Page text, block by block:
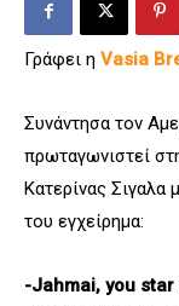
Γράφει η Vasia
Συνάντησα τον
πρωταγωνιστεί
Κατερίνας Σιγαλα
του εγχείρημα:
-Jahmai, you star